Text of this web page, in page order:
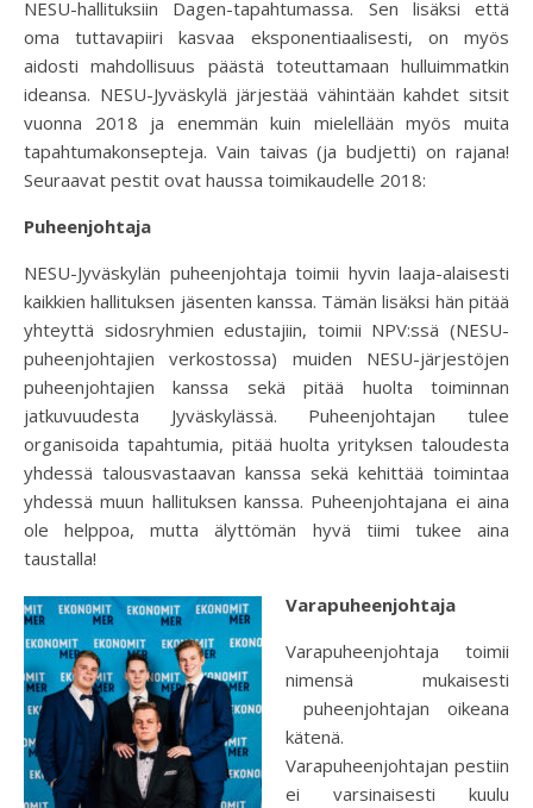
NESU-hallituksiin Dagen-tapahtumassa. Sen lisäksi että
oma tuttavapiiri kasvaa eksponentiaalisesti, on myös
aidosti mahdollisuus päästä toteuttamaan hulluimmatkin
ideansa. NESU-Jyväskylä järjestää vähintään kahdet sitsit
vuonna 2018 ja enemmän kuin mielellään myös muita
tapahtumakonsepteja. Vain taivas (ja budjetti) on rajana!
Seuraavat pestit ovat haussa toimikaudelle 2018:
Puheenjohtaja
NESU-Jyväskylän puheenjohtaja toimii hyvin laaja-alaisesti
kaikkien hallituksen jäsenten kanssa. Tämän lisäksi hän pitää
yhteyttä sidosryhmien edustajiin, toimii NPV:ssä (NESU-
puheenjohtajien verkostossa) muiden NESU-järjestöjen
puheenjohtajien kanssa sekä pitää huolta toiminnan
jatkuvuudesta Jyväskylässä. Puheenjohtajan tulee
organisoida tapahtumia, pitää huolta yrityksen taloudesta
yhdessä talousvastaavan kanssa sekä kehittää toimintaa
yhdessä muun hallituksen kanssa. Puheenjohtajana ei aina
ole helppoa, mutta älyttömän hyvä tiimi tukee aina
taustalla!
Varapuheenjohtaja
Varapuheenjohtaja toimii
nimensä mukaisesti
puheenjohtajan oikeana
kätenä.
Varapuheenjohtajan pestiin
ei varsinaisesti kuulu